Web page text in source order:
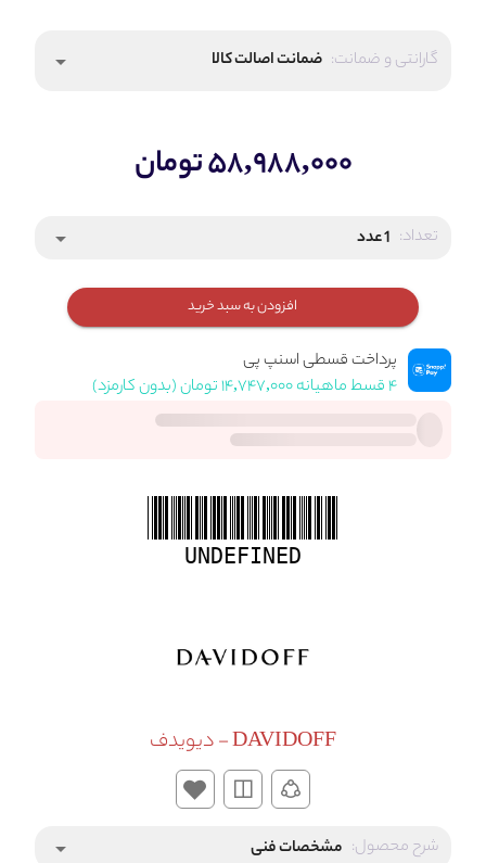
گارانتی و ضمانت: ضمانت اصالت کالا arrow_drop_down
۵۸,۹۸۸,۰۰۰ تومان
تعداد: 1 عدد arrow_drop_down
افزودن به سبد خرید
پرداخت قسطی اسنپ پی
۴ قسط ماهیانه ۱۴,۷۴۷,۰۰۰ تومان (بدون کارمزد)
UNDEFINED
DAVIDOFF - دیویدف
شرح محصول: مشخصات فنی arrow_drop_down